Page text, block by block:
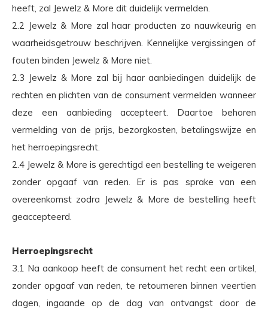
heeft, zal Jewelz & More dit duidelijk vermelden.
2.2 Jewelz & More zal haar producten zo nauwkeurig en
waarheidsgetrouw beschrijven. Kennelijke vergissingen of
fouten binden Jewelz & More niet.
2.3 Jewelz & More zal bij haar aanbiedingen duidelijk de
rechten en plichten van de consument vermelden wanneer
deze een aanbieding accepteert. Daartoe behoren
vermelding van de prijs, bezorgkosten, betalingswijze en
het herroepingsrecht.
2.4 Jewelz & More is gerechtigd een bestelling te weigeren
zonder opgaaf van reden. Er is pas sprake van een
overeenkomst zodra Jewelz & More de bestelling heeft
geaccepteerd.
Herroepingsrecht
3.1 Na aankoop heeft de consument het recht een artikel,
zonder opgaaf van reden, te retourneren binnen veertien
dagen, ingaande op de dag van ontvangst door de